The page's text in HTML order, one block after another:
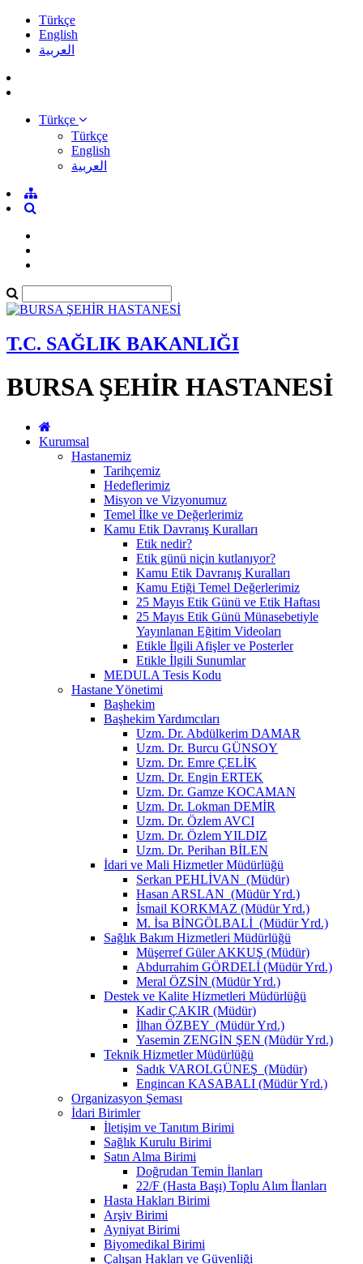
Türkçe
English
العربية
Türkçe
Türkçe
English
العربية
T.C. SAĞLIK BAKANLIĞI
BURSA ŞEHİR HASTANESİ
Kurumsal
Hastanemiz
Tarihçemiz
Hedeflerimiz
Misyon ve Vizyonumuz
Temel İlke ve Değerlerimiz
Kamu Etik Davranış Kuralları
Etik nedir?
Etik günü niçin kutlanıyor?
Kamu Etik Davranış Kuralları
Kamu Etiği Temel Değerlerimiz
25 Mayıs Etik Günü ve Etik Haftası
25 Mayıs Etik Günü Münasebetiyle
Yayınlanan Eğitim Videoları
Etikle İlgili Afişler ve Posterler
Etikle İlgili Sunumlar
MEDULA Tesis Kodu
Hastane Yönetimi
Başhekim
Başhekim Yardımcıları
Uzm. Dr. Abdülkerim DAMAR
Uzm. Dr. Burcu GÜNSOY
Uzm. Dr. Emre ÇELİK
Uzm. Dr. Engin ERTEK
Uzm. Dr. Gamze KOCAMAN
Uzm. Dr. Lokman DEMİR
Uzm. Dr. Özlem AVCI
Uzm. Dr. Özlem YILDIZ
Uzm. Dr. Perihan BİLEN
İdari ve Mali Hizmetler Müdürlüğü
Serkan PEHLİVAN (Müdür)
Hasan ARSLAN (Müdür Yrd.)
İsmail KORKMAZ (Müdür Yrd.)
M. İsa BİNGÖLBALİ (Müdür Yrd.)
Sağlık Bakım Hizmetleri Müdürlüğü
Müşerref Güler AKKUŞ (Müdür)
Abdurrahim GÖRDELİ (Müdür Yrd.)
Meral ÖZSİN (Müdür Yrd.)
Destek ve Kalite Hizmetleri Müdürlüğü
Kadir ÇAKIR (Müdür)
İlhan ÖZBEY (Müdür Yrd.)
Yasemin ZENGİN ŞEN (Müdür Yrd.)
Teknik Hizmetler Müdürlüğü
Sadık VAROLGÜNEŞ (Müdür)
Engincan KASABALI (Müdür Yrd.)
Organizasyon Şeması
İdari Birimler
İletişim ve Tanıtım Birimi
Sağlık Kurulu Birimi
Satın Alma Birimi
Doğrudan Temin İlanları
22/F (Hasta Başı) Toplu Alım İlanları
Hasta Hakları Birimi
Arşiv Birimi
Ayniyat Birimi
Biyomedikal Birimi
Çalışan Hakları ve Güvenliği